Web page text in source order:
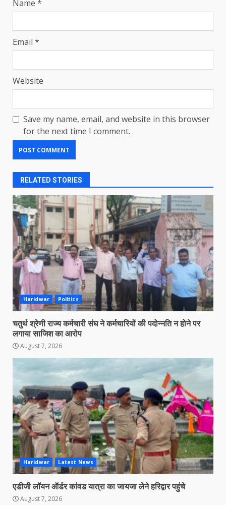
Name *
Email *
Website
Save my name, email, and website in this browser
for the next time I comment.
RELATED STORIES
Haridwar Politics
चतुर्थ श्रेणी राज्य कर्मचारी संघ ने कर्मचारियों की पदोन्नति न होने पर
लगाया साजिश का आरोप
August 7, 2026
Haridwar Latest News
एडीजी लॉयन ऑर्डर कांवड यात्रा का जायजा लेने हरिद्वार पहुंचे
August 7, 2026